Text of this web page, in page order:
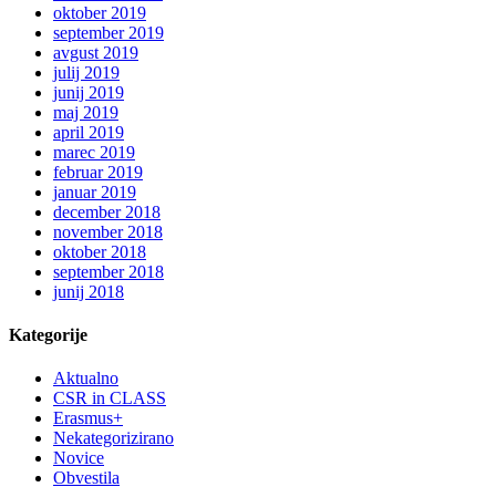
oktober 2019
september 2019
avgust 2019
julij 2019
junij 2019
maj 2019
april 2019
marec 2019
februar 2019
januar 2019
december 2018
november 2018
oktober 2018
september 2018
junij 2018
Kategorije
Aktualno
CSR in CLASS
Erasmus+
Nekategorizirano
Novice
Obvestila